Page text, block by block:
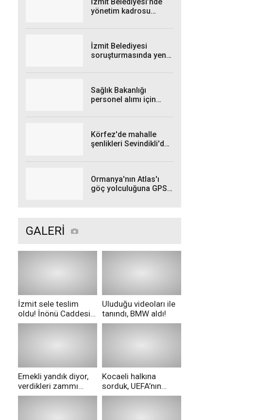
yönetim kadrosu
İzmit Belediyesi
soruşturmasında yeni
Sağlık Bakanlığı
personel alımı için
Körfez'de mahalle
şenlikleri Sevindikli'de
Ormanya'nın Atlas'ı
göç yolculuğuna GPS
GALERİ
İzmit sele teslim
oldu! İnönü Caddesi
göle döndü!
Uluduğu videoları ile
tanındı, BMW aldı!
Emekli yandık diyor,
verdikleri zammı
pazarda geri aldılar!
Kocaeli halkına
sorduk, UEFA’nın
Merih Demiral kararı